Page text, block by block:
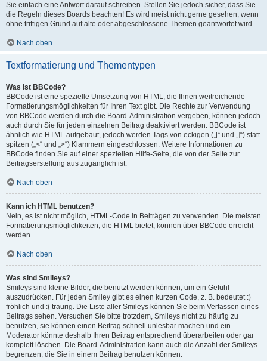
Sie einfach eine Antwort darauf schreiben. Stellen Sie jedoch sicher, dass Sie
die Regeln dieses Boards beachten! Es wird meist nicht gerne gesehen, wenn
ohne triftigen Grund auf alte oder abgeschlossene Themen geantwortet wird.
Nach oben
Textformatierung und Thementypen
Was ist BBCode?
BBCode ist eine spezielle Umsetzung von HTML, die Ihnen weitreichende
Formatierungsmöglichkeiten für Ihren Text gibt. Die Rechte zur Verwendung
von BBCode werden durch die Board-Administration vergeben, können jedoch
auch durch Sie für jeden einzelnen Beitrag deaktiviert werden. BBCode ist
ähnlich wie HTML aufgebaut, jedoch werden Tags von eckigen („[“ und „]“) statt
spitzen („<“ und „>“) Klammern eingeschlossen. Weitere Informationen zu
BBCode finden Sie auf einer speziellen Hilfe-Seite, die von der Seite zur
Beitragserstellung aus zugänglich ist.
Nach oben
Kann ich HTML benutzen?
Nein, es ist nicht möglich, HTML-Code in Beiträgen zu verwenden. Die meisten
Formatierungsmöglichkeiten, die HTML bietet, können über BBCode erreicht
werden.
Nach oben
Was sind Smileys?
Smileys sind kleine Bilder, die benutzt werden können, um ein Gefühl
auszudrücken. Für jeden Smiley gibt es einen kurzen Code, z. B. bedeutet :)
fröhlich und :( traurig. Die Liste aller Smileys können Sie beim Verfassen eines
Beitrags sehen. Versuchen Sie bitte trotzdem, Smileys nicht zu häufig zu
benutzen, sie können einen Beitrag schnell unlesbar machen und ein
Moderator könnte deshalb Ihren Beitrag entsprechend überarbeiten oder gar
komplett löschen. Die Board-Administration kann auch die Anzahl der Smileys
begrenzen, die Sie in einem Beitrag benutzen können.